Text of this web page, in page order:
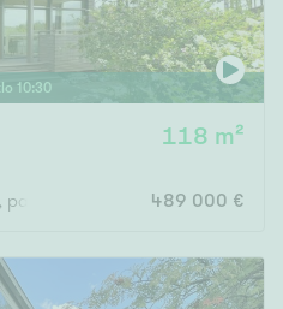
10:30
118 m²
ulkovarasto 489 000 €